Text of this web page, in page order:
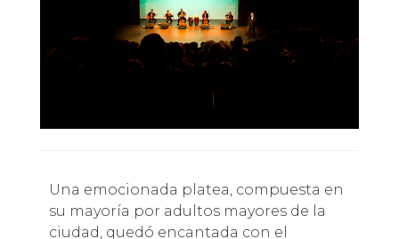
Una emocionada platea, compuesta en
su mayoría por adultos mayores de la
ciudad, quedó encantada con el